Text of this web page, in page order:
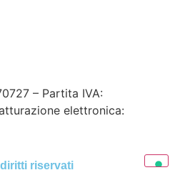
– Partita IVA:
elettronica:
riservati